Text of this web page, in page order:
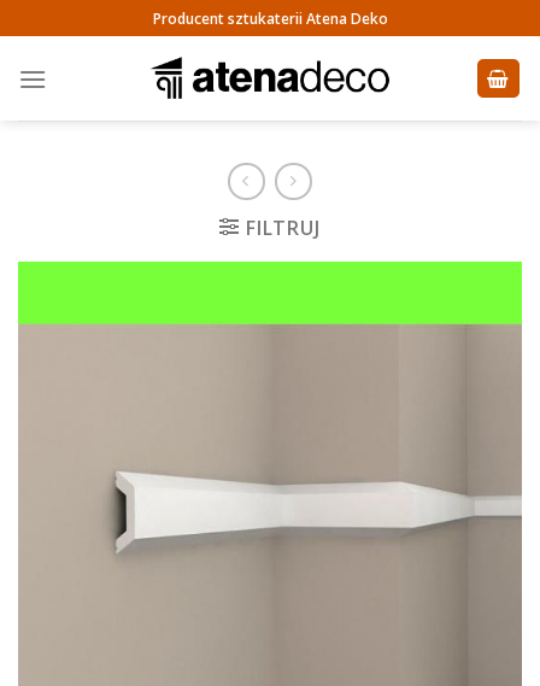
to
content
Producent sztukaterii Atena Deko
FILTRUJ